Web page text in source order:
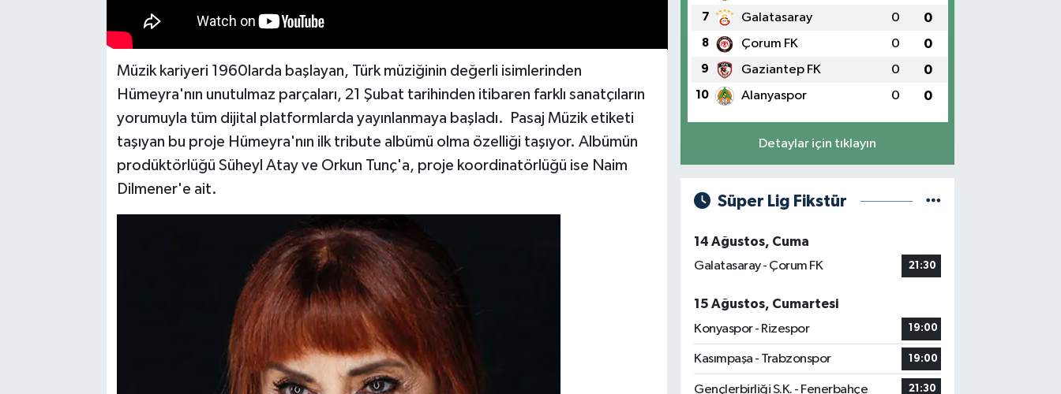
Müzik kariyeri 1960larda başlayan, Türk müziğinin değerli isimlerinden
Hümeyra'nın unutulmaz parçaları, 21 Şubat tarihinden itibaren farklı sanatçıların
yorumuyla tüm dijital platformlarda yayınlanmaya başladı. Pasaj Müzik etiketi
taşıyan bu proje Hümeyra'nın ilk tribute albümü olma özelliği taşıyor. Albümün
prodüktörlüğü Süheyl Atay ve Orkun Tunç'a, proje koordinatörlüğü ise Naim
Dilmener'e ait.
7 Galatasaray 0 0
8 Çorum FK 0 0
9 Gaziantep FK 0 0
10 Alanyaspor 0 0
Detaylar için tıklayın
Süper Lig Fikstür
14 Ağustos, Cuma
Galatasaray - Çorum FK
21:30
15 Ağustos, Cumartesi
Konyaspor - Rizespor
19:00
Kasımpaşa - Trabzonspor 19:00
Gençlerbirliği S.K. - Fenerbahçe 21:30